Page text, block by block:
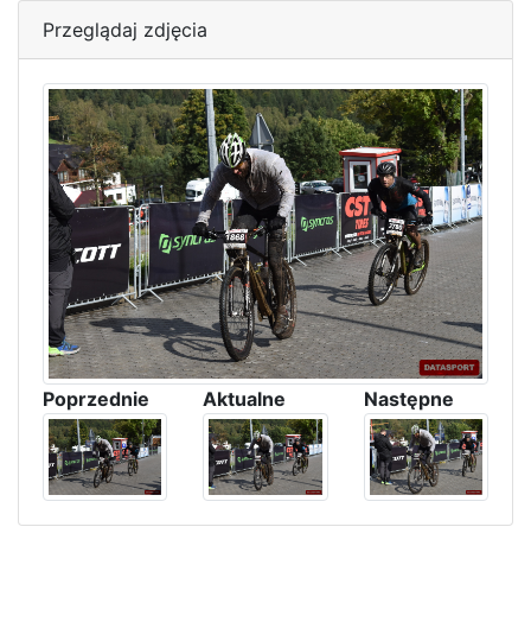
Przeglądaj zdjęcia
Poprzednie Aktualne Następne